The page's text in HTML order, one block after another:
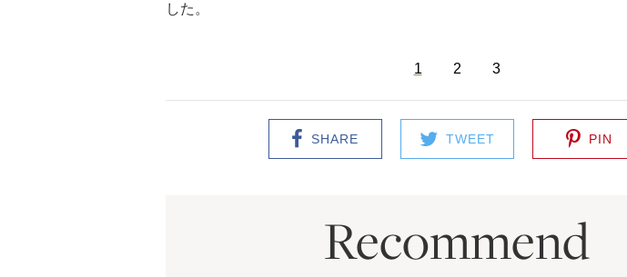
した。
1 2 3
SHARE TWEET PIN
Recommend